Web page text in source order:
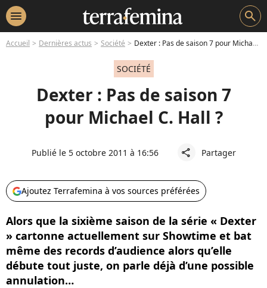
menu search
Accueil Dernières actus Société Dexter : Pas de saison 7 pour Michael C. Hall ?
SOCIÉTÉ
Dexter : Pas de saison 7
pour Michael C. Hall ?
Publié le 5 octobre 2011 à 16:56 share Partager
Ajoutez Terrafemina à vos sources préférées
Alors que la sixième saison de la série « Dexter
» cartonne actuellement sur Showtime et bat
même des records d’audience alors qu’elle
débute tout juste, on parle déjà d’une possible
annulation…